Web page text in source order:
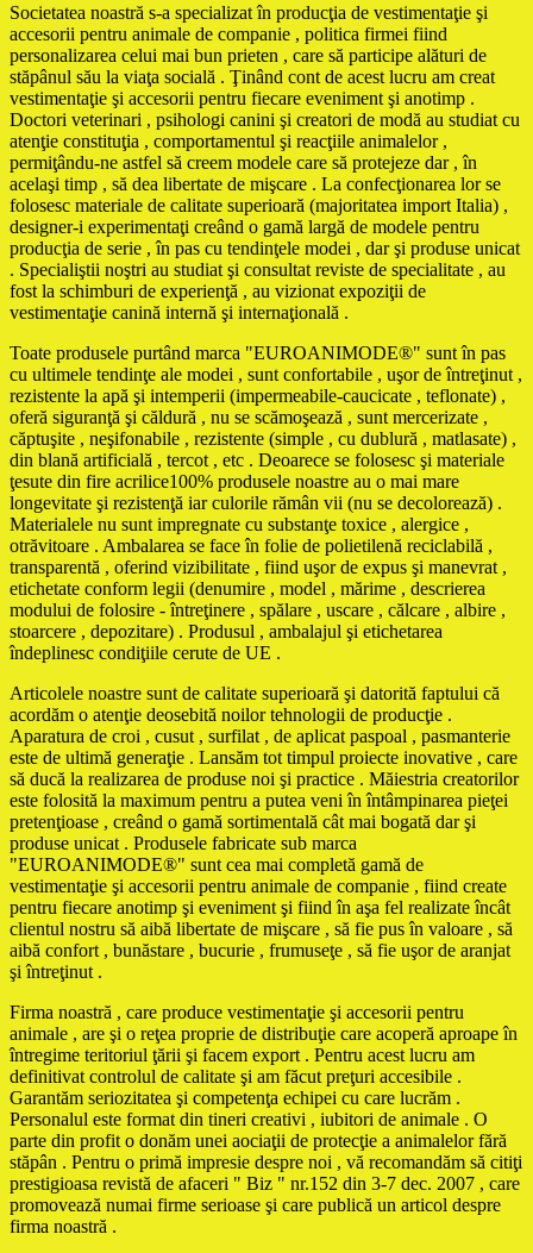
Societatea noastră s-a specializat în producţia de vestimentaţie şi
accesorii pentru animale de companie , politica firmei fiind
personalizarea celui mai bun prieten , care să participe alături de
stăpânul său la viaţa socială . Ţinând cont de acest lucru am creat
vestimentaţie şi accesorii pentru fiecare eveniment şi anotimp .
Doctori veterinari , psihologi canini şi creatori de modă au studiat cu
atenţie constituţia , comportamentul şi reacţiile animalelor ,
permiţându-ne astfel să creem modele care să protejeze dar , în
acelaşi timp , să dea libertate de mişcare . La confecţionarea lor se
folosesc materiale de calitate superioară (majoritatea import Italia) ,
designer-i experimentaţi creând o gamă largă de modele pentru
producţia de serie , în pas cu tendinţele modei , dar şi produse unicat
. Specialiştii noştri au studiat şi consultat reviste de specialitate , au
fost la schimburi de experienţă , au vizionat expoziţii de
vestimentaţie canină internă şi internaţională .
Toate produsele purtând marca "EUROANIMODE®" sunt în pas
cu ultimele tendinţe ale modei , sunt confortabile , uşor de întreţinut ,
rezistente la apă şi intemperii (impermeabile-caucicate , teflonate) ,
oferă siguranţă şi căldură , nu se scămoşează , sunt mercerizate ,
căptuşite , neşifonabile , rezistente (simple , cu dublură , matlasate) ,
din blană artificială , tercot , etc . Deoarece se folosesc şi materiale
ţesute din fire acrilice100% produsele noastre au o mai mare
longevitate şi rezistenţă iar culorile rămân vii (nu se decolorează) .
Materialele nu sunt impregnate cu substanţe toxice , alergice ,
otrăvitoare . Ambalarea se face în folie de polietilenă reciclabilă ,
transparentă , oferind vizibilitate , fiind uşor de expus şi manevrat ,
etichetate conform legii (denumire , model , mărime , descrierea
modului de folosire - întreţinere , spălare , uscare , călcare , albire ,
stoarcere , depozitare) . Produsul , ambalajul şi etichetarea
îndeplinesc condiţiile cerute de UE .
Articolele noastre sunt de calitate superioară şi datorită faptului că
acordăm o atenţie deosebită noilor tehnologii de producţie .
Aparatura de croi , cusut , surfilat , de aplicat paspoal , pasmanterie
este de ultimă generaţie . Lansăm tot timpul proiecte inovative , care
să ducă la realizarea de produse noi şi practice . Măiestria creatorilor
este folosită la maximum pentru a putea veni în întâmpinarea pieţei
pretenţioase , creând o gamă sortimentală cât mai bogată dar şi
produse unicat . Produsele fabricate sub marca
"EUROANIMODE®" sunt cea mai completă gamă de
vestimentaţie şi accesorii pentru animale de companie , fiind create
pentru fiecare anotimp şi eveniment şi fiind în aşa fel realizate încât
clientul nostru să aibă libertate de mişcare , să fie pus în valoare , să
aibă confort , bunăstare , bucurie , frumuseţe , să fie uşor de aranjat
şi întreţinut .
Firma noastră , care produce vestimentaţie şi accesorii pentru
animale , are şi o reţea proprie de distribuţie care acoperă aproape în
întregime teritoriul ţării şi facem export . Pentru acest lucru am
definitivat controlul de calitate şi am făcut preţuri accesibile .
Garantăm seriozitatea şi competenţa echipei cu care lucrăm .
Personalul este format din tineri creativi , iubitori de animale . O
parte din profit o donăm unei aociaţii de protecţie a animalelor fără
stăpân . Pentru o primă impresie despre noi , vă recomandăm să citiţi
prestigioasa revistă de afaceri " Biz " nr.152 din 3-7 dec. 2007 , care
promovează numai firme serioase şi care publică un articol despre
firma noastră .